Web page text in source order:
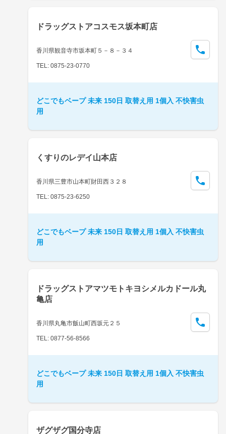
ドラッグストアコスモス坂本町店
香川県観音寺市坂本町５－８－３４
TEL: 0875-23-0770
どこでもベープ 未来 150日 取替え用 1個入 不快害虫
用
くすりのレデイ山本店
香川県三豊市山本町財田西３２８
TEL: 0875-23-6250
どこでもベープ 未来 150日 取替え用 1個入 不快害虫
用
ドラッグストアマツモトキヨシメルカドール丸
亀店
香川県丸亀市飯山町西坂元２５
TEL: 0877-56-8566
どこでもベープ 未来 150日 取替え用 1個入 不快害虫
用
ザグザグ国分寺店